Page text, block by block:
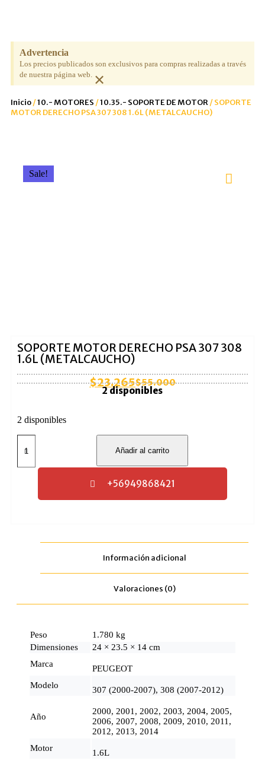
Advertencia
Los precios publicados son exclusivos para compras realizadas a través
de nuestra página web. ×
Inicio/10.- MOTORES /10.35.- SOPORTE DE MOTOR/ SOPORTE
MOTOR DERECHO PSA 307 308 1.6L (METALCAUCHO)
Sale!
SOPORTE MOTOR DERECHO PSA 307 308
1.6L (METALCAUCHO)
$55.000
$23.265
2 disponibles
2 disponibles
Añadir al carrito
+56949868421
Información adicional
Valoraciones (0)
Peso
1.780 kg
Dimensiones
24 × 23.5 × 14 cm
Marca
PEUGEOT
Modelo
307 (2000-2007), 308 (2007-2012)
Año
2000, 2001, 2002, 2003, 2004, 2005,
2006, 2007, 2008, 2009, 2010, 2011,
2012, 2013, 2014
Motor
1.6L